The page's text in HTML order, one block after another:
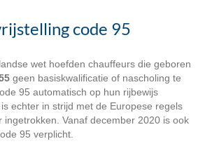
code 95
wet hoefden chauffeurs die geboren
geen basiskwalificatie of nascholing te
95 automatisch op hun rijbewijs
echter in strijd met de Europese regels
ingetrokken. Vanaf december 2020 is ook
95 verplicht.